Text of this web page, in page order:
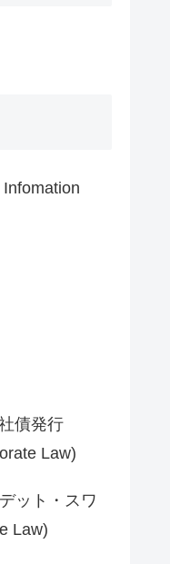
債発行
Law)
ット・スワ
Law)